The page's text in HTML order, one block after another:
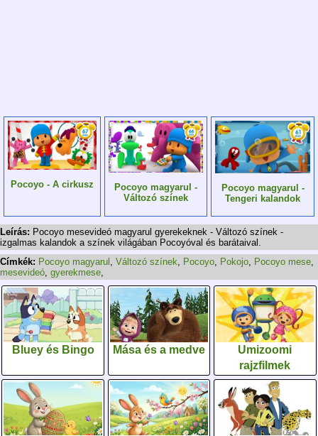
Pocoyo - A cirkusz
Pocoyo magyarul -
Változó színek
Pocoyo magyarul -
Tengeri kalandok
Leírás: Pocoyo mesevideó magyarul gyerekeknek - Változó színek -
izgalmas kalandok a színek világában Pocoyóval és barátaival.
Címkék: Pocoyo magyarul , Változó színek, Pocoyo, Pokojo, Pocoyo mese,
mesevideó, gyerekmese,
Bluey és Bingo Mása és a medve
Umizoomi
rajzfilmek